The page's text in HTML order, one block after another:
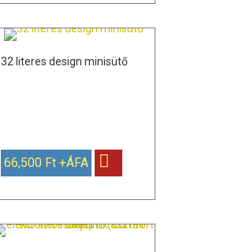
32 literes design minisütő
66,500 Ft +ÁFA